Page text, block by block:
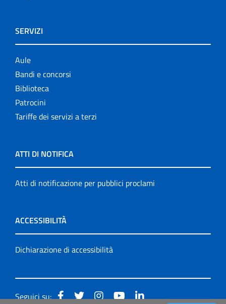
SERVIZI
Aule
Bandi e concorsi
Biblioteca
Patrocini
Tariffe dei servizi a terzi
ATTI DI NOTIFICA
Atti di notificazione per pubblici proclami
ACCESSIBILITÀ
Dichiarazione di accessibilità
Seguici su: